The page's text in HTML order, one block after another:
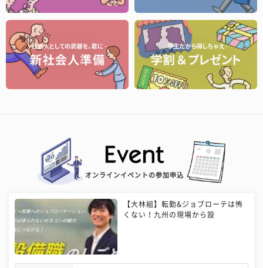
オンラインイベントの参加申込
【大林組】転勤&ジョブローテは怖
くない！九州の現場から設